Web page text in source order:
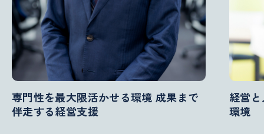
専門性を最大限活かせる環境 成果まで
伴走する経営支援
経営
環境